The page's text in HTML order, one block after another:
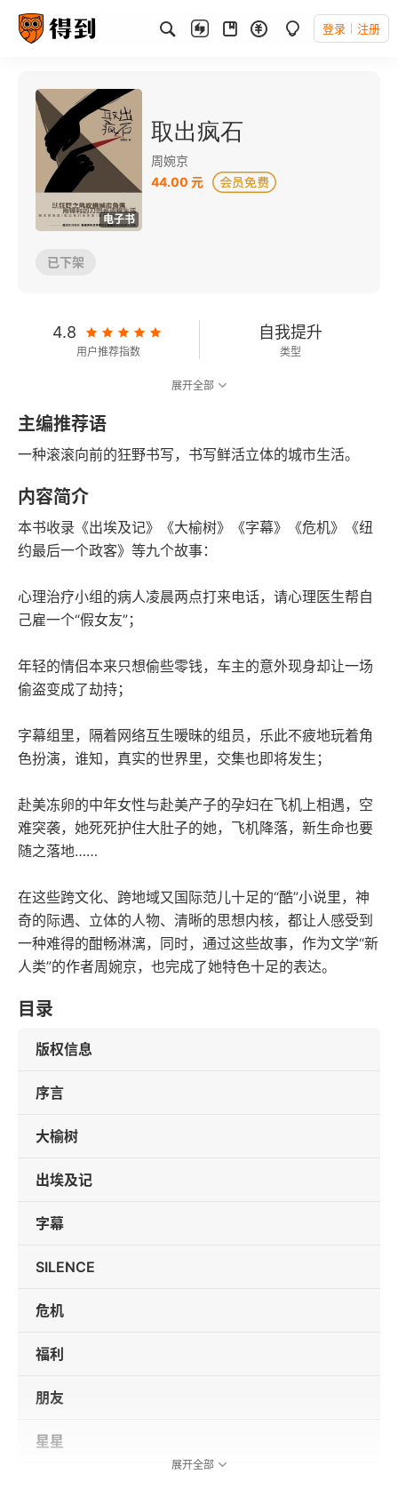
登录 注册
电子书
取出疯石
周婉京
44.00 元
已下架
4.8
用户推荐指数
自我提升
类型
115千字
字数
2022-05-01
发行日期
展开全部
主编推荐语
一种滚滚向前的狂野书写，书写鲜活立体的城市生活。
内容简介
本书收录《出埃及记》《大榆树》《字幕》《危机》《纽
约最后一个政客》等九个故事：
心理治疗小组的病人凌晨两点打来电话，请心理医生帮自
己雇一个“假女友”；
年轻的情侣本来只想偷些零钱，车主的意外现身却让一场
偷盗变成了劫持；
字幕组里，隔着网络互生暧昧的组员，乐此不疲地玩着角
色扮演，谁知，真实的世界里，交集也即将发生；
赴美冻卵的中年女性与赴美产子的孕妇在飞机上相遇，空
难突袭，她死死护住大肚子的她，飞机降落，新生命也要
随之落地……
在这些跨文化、跨地域又国际范儿十足的“酷”小说里，神
奇的际遇、立体的人物、清晰的思想内核，都让人感受到
一种难得的酣畅淋漓，同时，通过这些故事，作为文学“新
人类”的作者周婉京，也完成了她特色十足的表达。
目录
版权信息
序言
大榆树
出埃及记
字幕
SILENCE
危机
福利
朋友
星星
展开全部